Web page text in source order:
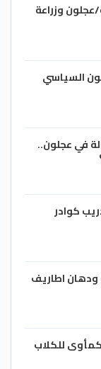
في الوقت
الفنية
عجلون وزراعة
السياسي
في عجلون..
كوادر
اطاريف
للكلاب